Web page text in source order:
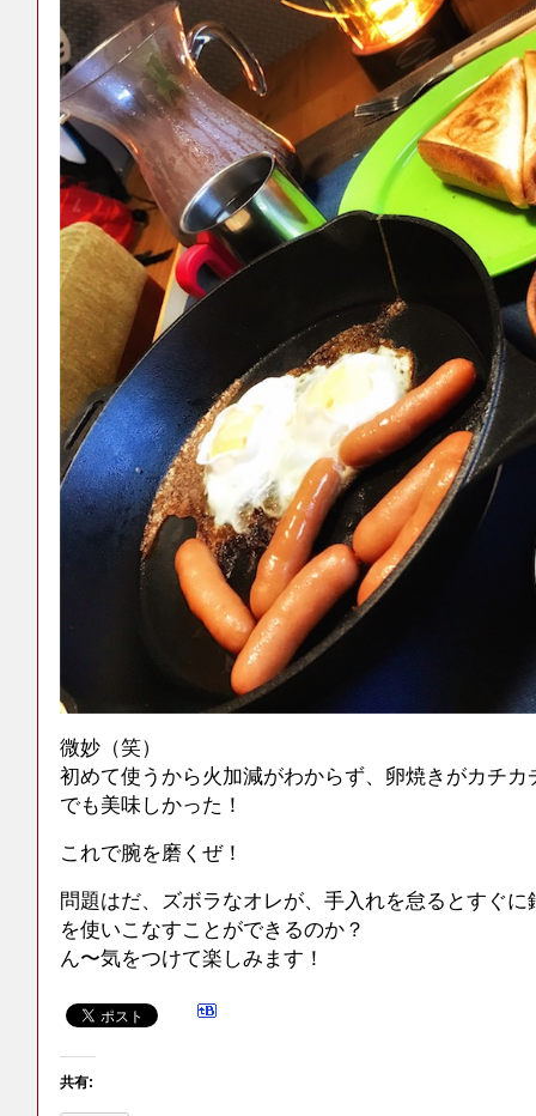
微妙（笑）
初めて使うから火加減がわからず、卵焼きがカチカ
でも美味しかった！
これで腕を磨くぜ！
問題はだ、ズボラなオレが、手入れを怠るとすぐ
を使いこなすことができるのか？
ん〜気をつけて楽しみます！
共有: